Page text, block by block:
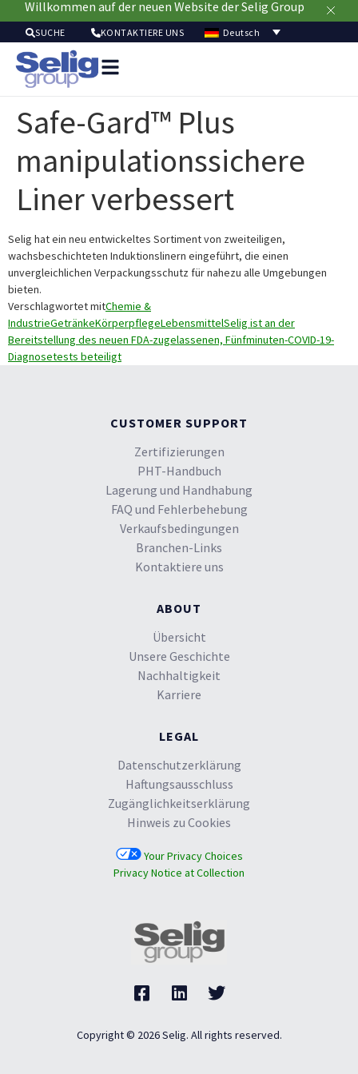
Willkommen auf der neuen Website der Selig Group
SUCHE KONTAKTIERE UNS Deutsch
Safe-Gard™ Plus
manipulationssichere
Liner verbessert
Selig hat ein neu entwickeltes Sortiment von zweiteiligen,
wachsbeschichteten Induktionslinern eingeführt, die einen
unvergleichlichen Verpackungsschutz für nahezu alle Umgebungen
bieten.
Verschlagwortet mitChemie &
IndustrieGetränkeKörperpflegeLebensmittelSelig ist an der
Bereitstellung des neuen FDA-zugelassenen, Fünfminuten-COVID-19-
Diagnosetests beteiligt
CUSTOMER SUPPORT
Zertifizierungen
PHT-Handbuch
Lagerung und Handhabung
FAQ und Fehlerbehebung
Verkaufsbedingungen
Branchen-Links
Kontaktiere uns
ABOUT
Übersicht
Unsere Geschichte
Nachhaltigkeit
Karriere
LEGAL
Datenschutzerklärung
Haftungsausschluss
Zugänglichkeitserklärung
Hinweis zu Cookies
Your Privacy Choices
Privacy Notice at Collection
Copyright © 2026 Selig. All rights reserved.